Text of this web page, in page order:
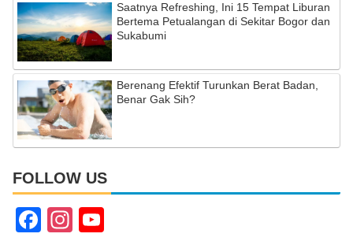
Saatnya Refreshing, Ini 15 Tempat Liburan
Bertema Petualangan di Sekitar Bogor dan
Sukabumi
Berenang Efektif Turunkan Berat Badan,
Benar Gak Sih?
FOLLOW US
F
In